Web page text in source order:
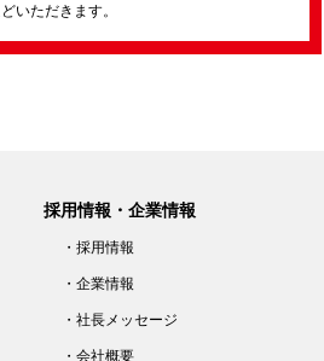
いただきます。
採用情報・企業情報
・採用情報
・企業情報
・社長メッセージ
・会社概要